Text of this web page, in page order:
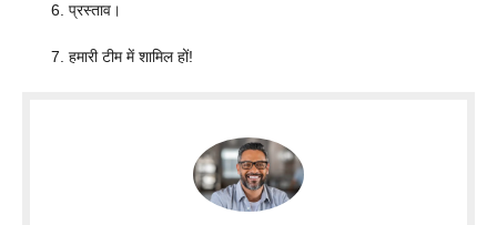
प्रस्ताव।
हमारी टीम में शामिल हों!